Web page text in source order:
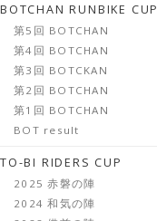
BOTCHAN RUNBIKE CUP
第5回 BOTCHAN
第4回 BOTCHAN
第3回 BOTCKAN
第2回 BOTCHAN
第1回 BOTCHAN
BOT result
TO-BI RIDERS CUP
2025 赤磐の陣
2024 和気の陣